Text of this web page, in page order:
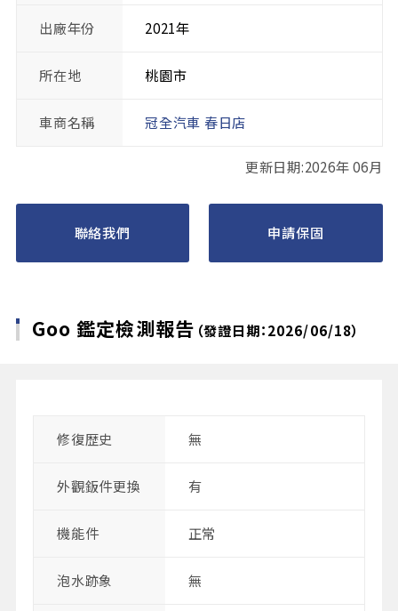
出廠年份 2021年
所在地 桃園市
車商名稱 冠全汽車 春日店
更新日期:2026年 06月
聯絡我們 申請保固
Goo 鑑定檢測報告 （發證日期：2026/06/18）
修復歴史 無
外觀鈑件更換 有
機能件 正常
泡水跡象 無